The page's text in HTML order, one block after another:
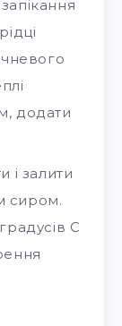
додати
і залити
сиром.
С